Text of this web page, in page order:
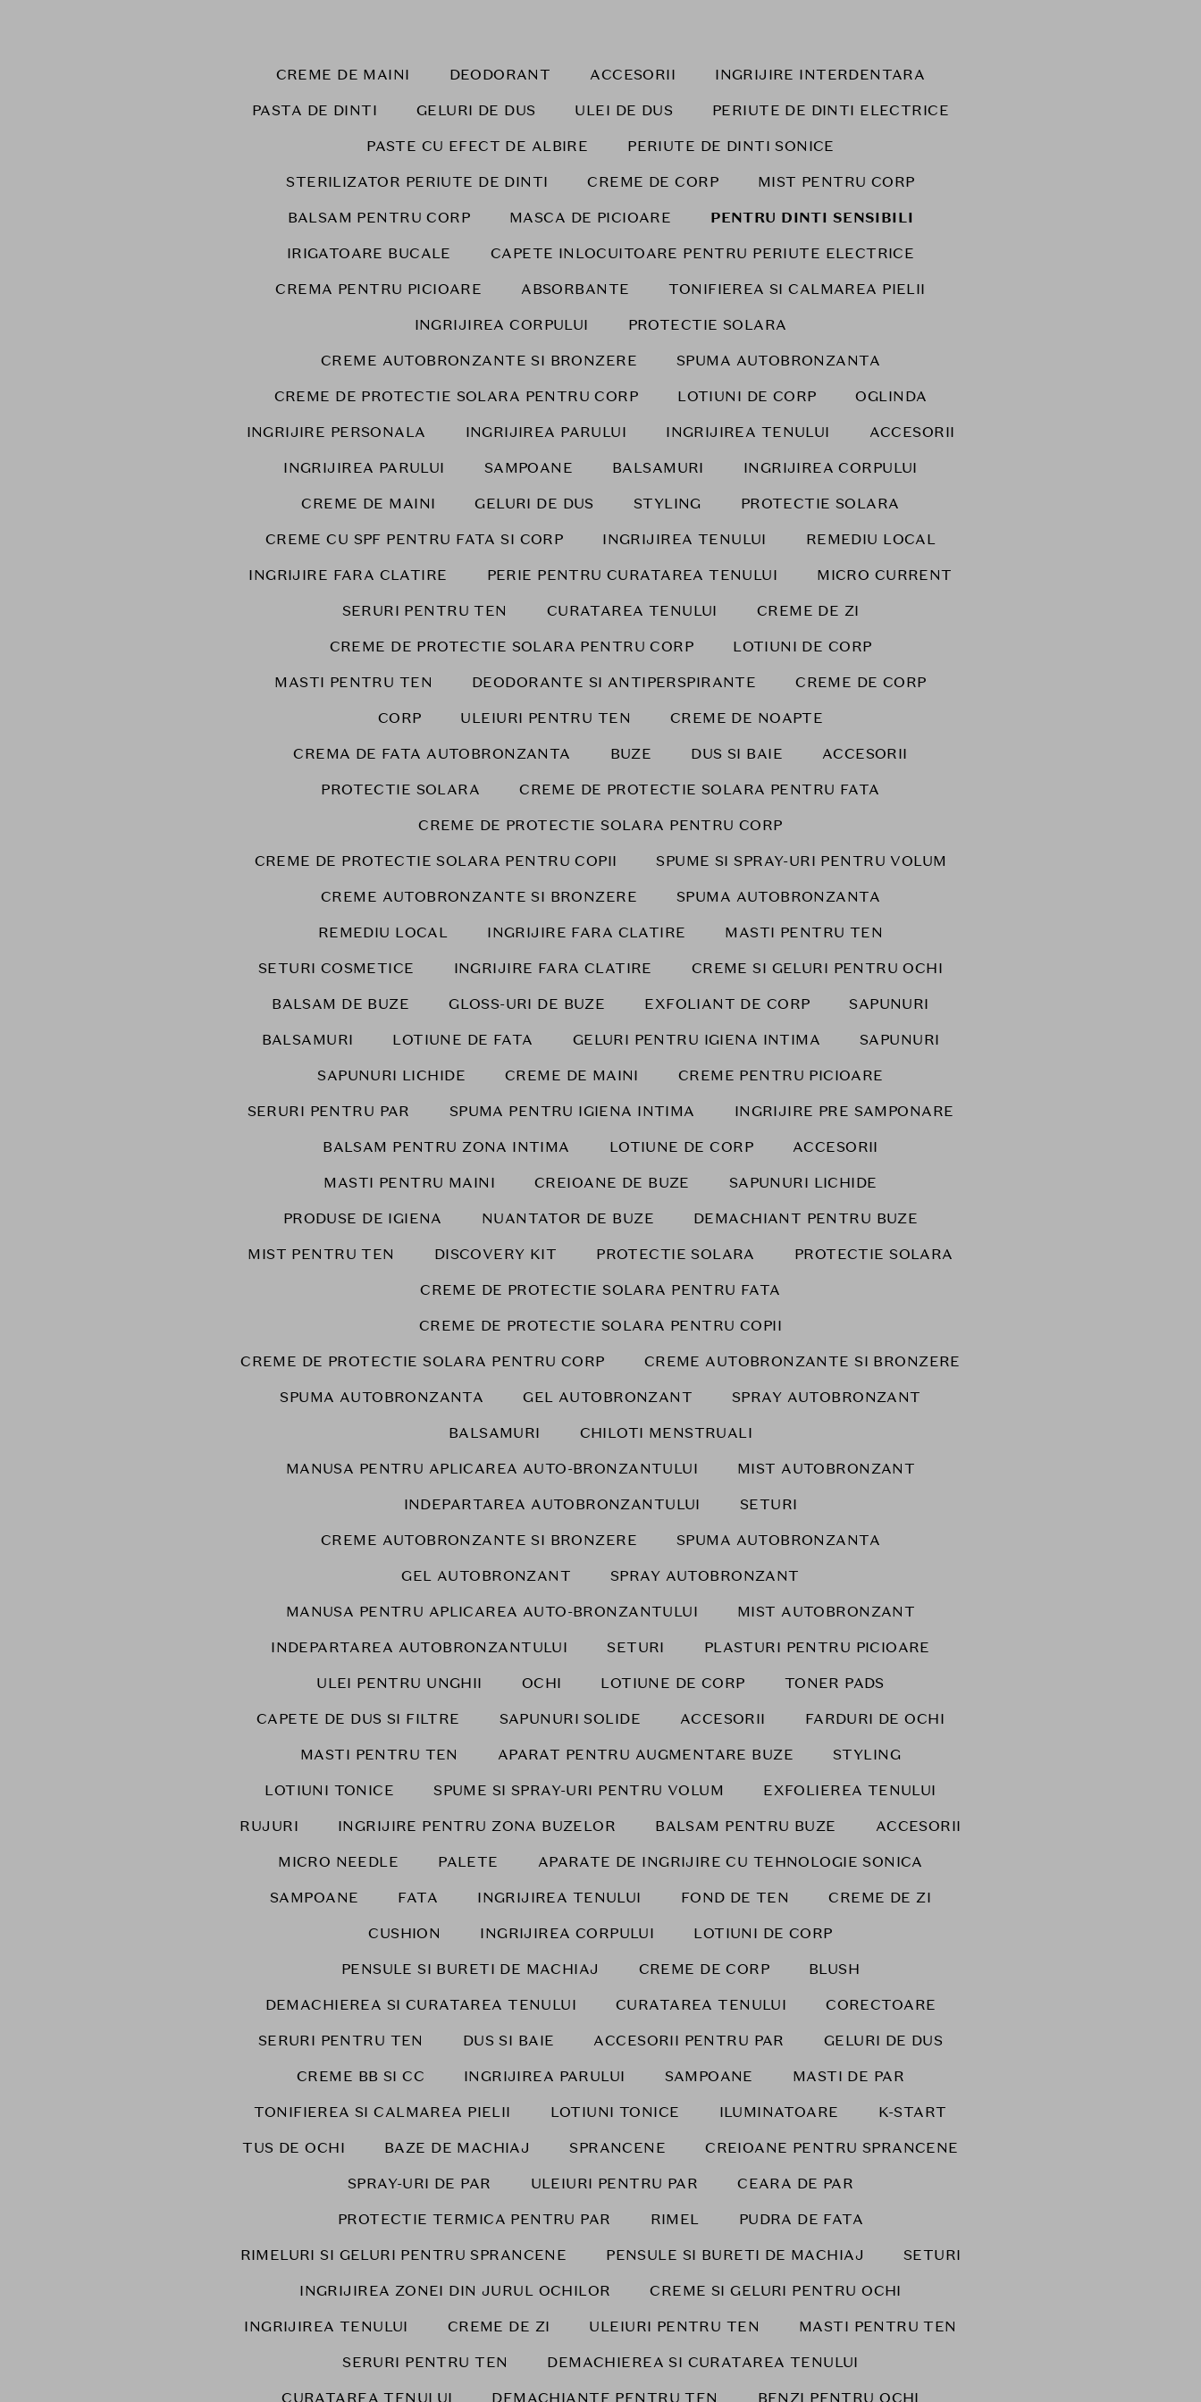
CREME DE MAINI DEODORANT ACCESORII
INGRIJIRE INTERDENTARA
PASTA DE DINTI
GELURI DE DUS ULEI DE DUS
PERIUTE DE DINTI ELECTRICE
PASTE CU EFECT DE ALBIRE
PERIUTE DE DINTI SONICE
STERILIZATOR PERIUTE DE DINTI
CREME DE CORP
MIST PENTRU CORP
BALSAM PENTRU CORP
MASCA DE PICIOARE
PENTRU DINTI SENSIBILI
IRIGATOARE BUCALE
CAPETE INLOCUITOARE PENTRU PERIUTE ELECTRICE
CREMA PENTRU PICIOARE
ABSORBANTE
TONIFIEREA SI CALMAREA PIELII
INGRIJIREA CORPULUI
PROTECTIE SOLARA
CREME AUTOBRONZANTE SI BRONZERE
SPUMA AUTOBRONZANTA
CREME DE PROTECTIE SOLARA PENTRU CORP
LOTIUNI DE CORP
OGLINDA
INGRIJIRE PERSONALA
INGRIJIREA PARULUI INGRIJIREA TENULUI
ACCESORII
INGRIJIREA PARULUI
SAMPOANE BALSAMURI
INGRIJIREA CORPULUI
CREME DE MAINI
GELURI DE DUS STYLING
PROTECTIE SOLARA
CREME CU SPF PENTRU FATA SI CORP
INGRIJIREA TENULUI
REMEDIU LOCAL
INGRIJIRE FARA CLATIRE
PERIE PENTRU CURATAREA TENULUI
MICRO CURRENT
SERURI PENTRU TEN
CURATAREA TENULUI
CREME DE ZI
CREME DE PROTECTIE SOLARA PENTRU CORP
LOTIUNI DE CORP
MASTI PENTRU TEN
DEODORANTE SI ANTIPERSPIRANTE
CREME DE CORP
CORP
ULEIURI PENTRU TEN
CREME DE NOAPTE
CREMA DE FATA AUTOBRONZANTA
BUZE DUS SI BAIE
ACCESORII
PROTECTIE SOLARA
CREME DE PROTECTIE SOLARA PENTRU FATA
CREME DE PROTECTIE SOLARA PENTRU CORP
CREME DE PROTECTIE SOLARA PENTRU COPII
SPUME SI SPRAY-URI PENTRU VOLUM
CREME AUTOBRONZANTE SI BRONZERE
SPUMA AUTOBRONZANTA
REMEDIU LOCAL
INGRIJIRE FARA CLATIRE
MASTI PENTRU TEN
SETURI COSMETICE
INGRIJIRE FARA CLATIRE
CREME SI GELURI PENTRU OCHI
BALSAM DE BUZE
GLOSS-URI DE BUZE EXFOLIANT DE CORP
SAPUNURI
BALSAMURI
LOTIUNE DE FATA GELURI PENTRU IGIENA INTIMA
SAPUNURI
SAPUNURI LICHIDE
CREME DE MAINI
CREME PENTRU PICIOARE
SERURI PENTRU PAR
SPUMA PENTRU IGIENA INTIMA
INGRIJIRE PRE SAMPONARE
BALSAM PENTRU ZONA INTIMA
LOTIUNE DE CORP
ACCESORII
MASTI PENTRU MAINI
CREIOANE DE BUZE
SAPUNURI LICHIDE
PRODUSE DE IGIENA
NUANTATOR DE BUZE
DEMACHIANT PENTRU BUZE
MIST PENTRU TEN
DISCOVERY KIT PROTECTIE SOLARA
PROTECTIE SOLARA
CREME DE PROTECTIE SOLARA PENTRU FATA
CREME DE PROTECTIE SOLARA PENTRU COPII
CREME DE PROTECTIE SOLARA PENTRU CORP
CREME AUTOBRONZANTE SI BRONZERE
SPUMA AUTOBRONZANTA
GEL AUTOBRONZANT
SPRAY AUTOBRONZANT
BALSAMURI
CHILOTI MENSTRUALI
MANUSA PENTRU APLICAREA AUTO-BRONZANTULUI
MIST AUTOBRONZANT
INDEPARTAREA AUTOBRONZANTULUI
SETURI
CREME AUTOBRONZANTE SI BRONZERE
SPUMA AUTOBRONZANTA
GEL AUTOBRONZANT
SPRAY AUTOBRONZANT
MANUSA PENTRU APLICAREA AUTO-BRONZANTULUI
MIST AUTOBRONZANT
INDEPARTAREA AUTOBRONZANTULUI
SETURI
PLASTURI PENTRU PICIOARE
ULEI PENTRU UNGHII
OCHI LOTIUNE DE CORP
TONER PADS
CAPETE DE DUS SI FILTRE
SAPUNURI SOLIDE ACCESORII
FARDURI DE OCHI
MASTI PENTRU TEN
APARAT PENTRU AUGMENTARE BUZE
STYLING
LOTIUNI TONICE
SPUME SI SPRAY-URI PENTRU VOLUM
EXFOLIEREA TENULUI
RUJURI
INGRIJIRE PENTRU ZONA BUZELOR BALSAM PENTRU BUZE
ACCESORII
MICRO NEEDLE
PALETE
APARATE DE INGRIJIRE CU TEHNOLOGIE SONICA
SAMPOANE
FATA INGRIJIREA TENULUI FOND DE TEN
CREME DE ZI
CUSHION
INGRIJIREA CORPULUI
LOTIUNI DE CORP
PENSULE SI BURETI DE MACHIAJ
CREME DE CORP
BLUSH
DEMACHIEREA SI CURATAREA TENULUI
CURATAREA TENULUI
CORECTOARE
SERURI PENTRU TEN
DUS SI BAIE ACCESORII PENTRU PAR
GELURI DE DUS
CREME BB SI CC
INGRIJIREA PARULUI SAMPOANE
MASTI DE PAR
TONIFIEREA SI CALMAREA PIELII
LOTIUNI TONICE ILUMINATOARE
K-START
TUS DE OCHI
BAZE DE MACHIAJ SPRANCENE
CREIOANE PENTRU SPRANCENE
SPRAY-URI DE PAR
ULEIURI PENTRU PAR
CEARA DE PAR
PROTECTIE TERMICA PENTRU PAR
RIMEL
PUDRA DE FATA
RIMELURI SI GELURI PENTRU SPRANCENE
PENSULE SI BURETI DE MACHIAJ
SETURI
INGRIJIREA ZONEI DIN JURUL OCHILOR
CREME SI GELURI PENTRU OCHI
INGRIJIREA TENULUI
CREME DE ZI ULEIURI PENTRU TEN
MASTI PENTRU TEN
SERURI PENTRU TEN
DEMACHIEREA SI CURATAREA TENULUI
CURATAREA TENULUI
DEMACHIANTE PENTRU TEN BENZI PENTRU OCHI